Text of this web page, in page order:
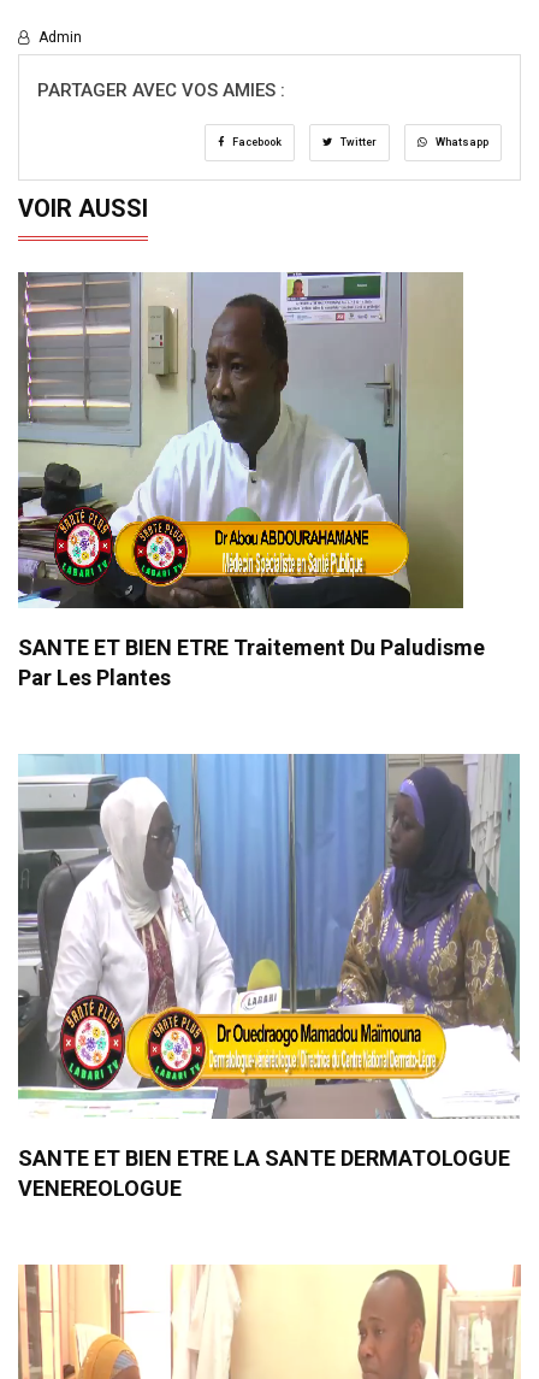
Admin
PARTAGER AVEC VOS AMIES :
Facebook Twitter Whatsapp
VOIR AUSSI
SANTE ET BIEN ETRE Traitement Du Paludisme
Par Les Plantes
SANTE ET BIEN ETRE LA SANTE DERMATOLOGUE
VENEREOLOGUE